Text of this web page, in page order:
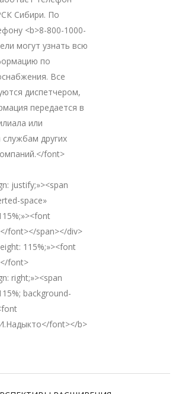
Сибири. По
<b>8-800-1000-
могут узнать всю
по
Все
диспетчером,
передается в
или
других
font>
justify;»><span
space»
font></span></div>
115%;»><font
font>
right;»><span
background-
font></b>